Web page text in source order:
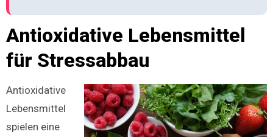
Antioxidative Lebensmittel
für Stressabbau
Antioxidative
Lebensmittel
spielen eine